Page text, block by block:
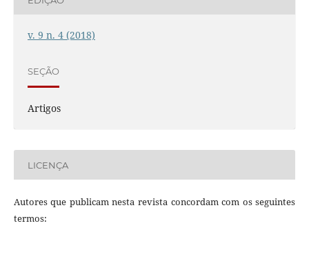
v. 9 n. 4 (2018)
SEÇÃO
Artigos
LICENÇA
Autores que publicam nesta revista concordam com os seguintes
termos: